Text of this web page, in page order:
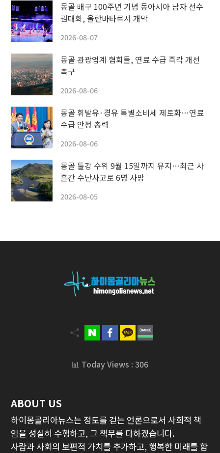
몽골 배구 100주년 기념 동아시아 남자 선수
권대회, 울란바타르서 개막
2026-08-07
몽골 관광업계 협회들, 연료 수급 즉각 개선
촉구
2026-08-06
몽골 휘발유·경유 특별소비세 제로화…연료
수급 안정 총력
2026-08-06
몽골 툴강 수위 9월 15일까지 유지…최근 사
흘간 수난사고로 6명 사망
2026-08-05
📊 Today Views : 306
ABOUT US
하이몽골리아뉴스는 정도를 걷는 언론으로서 사회적 책
임을 성실히 수행하고, 그 책무를 다하겠습니다.
사람과 사회의 보편적 가치를 추가하고, 행복한 미래를 함